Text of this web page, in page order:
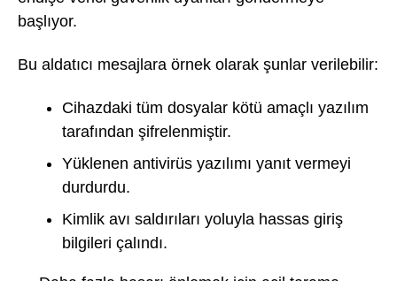
başlıyor.
Bu aldatıcı mesajlara örnek olarak şunlar verilebilir:
Cihazdaki tüm dosyalar kötü amaçlı yazılım
tarafından şifrelenmiştir.
Yüklenen antivirüs yazılımı yanıt vermeyi
durdurdu.
Kimlik avı saldırıları yoluyla hassas giriş
bilgileri çalındı.